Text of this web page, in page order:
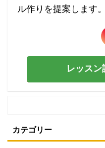
ル作りを提案します。
レッスン
カテゴリー